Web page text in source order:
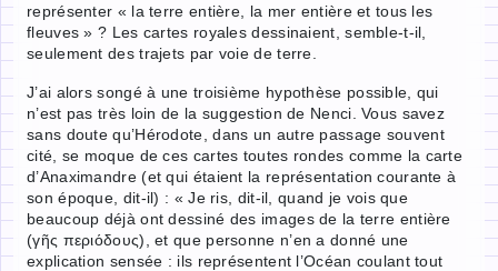
représenter « la terre entière, la mer entière et tous les
fleuves » ? Les cartes royales dessinaient, semble-t-il,
seulement des trajets par voie de terre.
J’ai alors songé à une troisième hypothèse possible, qui
n’est pas très loin de la suggestion de Nenci. Vous savez
sans doute qu’Hérodote, dans un autre passage souvent
cité, se moque de ces cartes toutes rondes comme la carte
d’Anaximandre (et qui étaient la représentation courante à
son époque, dit-il) : « Je ris, dit-il, quand je vois que
beaucoup déjà ont dessiné des images de la terre entière
(γῆς περιόδους), et que personne n’en a donné une
explication sensée : ils représentent l’Océan coulant tout